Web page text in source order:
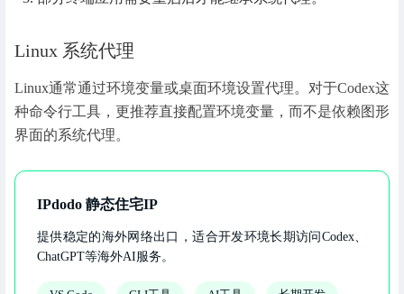
Linux 系统代理
Linux通常通过环境变量或桌面环境设置代理。对于Codex这
种命令行工具，更推荐直接配置环境变量，而不是依赖图形
界面的系统代理。
IPdodo 静态住宅IP
提供稳定的海外网络出口，适合开发环境长期访问Codex、
ChatGPT等海外AI服务。